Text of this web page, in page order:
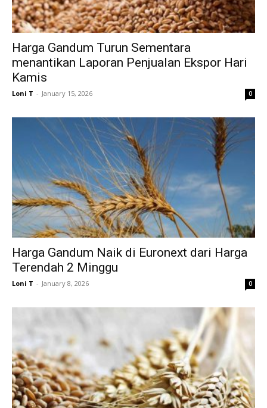
Harga Gandum Turun Sementara
menantikan Laporan Penjualan Ekspor Hari
Kamis
Loni T - January 15, 2026 0
Harga Gandum Naik di Euronext dari Harga
Terendah 2 Minggu
Loni T - January 8, 2026 0